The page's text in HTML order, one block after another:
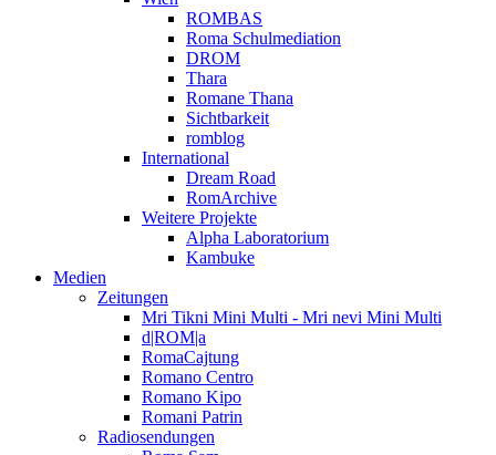
ROMBAS
Roma Schulmediation
DROM
Thara
Romane Thana
Sichtbarkeit
romblog
International
Dream Road
RomArchive
Weitere Projekte
Alpha Laboratorium
Kambuke
Medien
Zeitungen
Mri Tikni Mini Multi - Mri nevi Mini Multi
d|ROM|a
RomaCajtung
Romano Centro
Romano Kipo
Romani Patrin
Radiosendungen